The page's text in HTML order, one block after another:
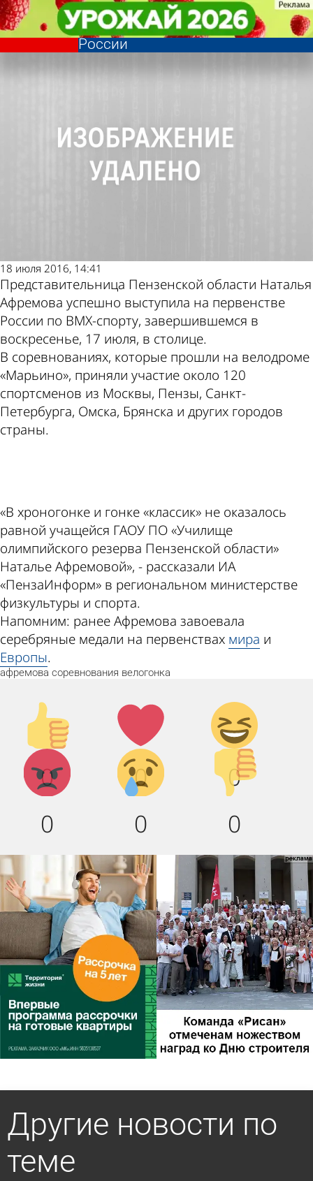
Наталья Афремова стала
победительницей первенства
России
Спорт
18 июля 2016, 14:41
Представительница Пензенской области Наталья
Афремова успешно выступила на первенстве
России по ВМХ-спорту, завершившемся в
воскресенье, 17 июля, в столице.
В соревнованиях, которые прошли на велодроме
«Марьино», приняли участие около 120
спортсменов из Москвы, Пензы, Санкт-
Петербурга, Омска, Брянска и других городов
страны.
«В хроногонке и гонке «классик» не оказалось
равной учащейся ГАОУ ПО «Училище
олимпийского резерва Пензенской области»
Наталье Афремовой», - рассказали ИА
«ПензаИнформ» в региональном министерстве
физкультуры и спорта.
Напомним: ранее Афремова завоевала
серебряные медали на первенствах мира и
Европы.
афремова соревнования велогонка
Палец
вверх!
0
Лайк!
0
Дикий
смех!
0
Агрессия!
0
Грусть
:(
0
Палец
вниз!
0
Наталья Афремова стала
победительницей первенства
России
Спорт
Другие новости по
теме
Другие новости по
теме
Погода и курсы
валют в Пензе